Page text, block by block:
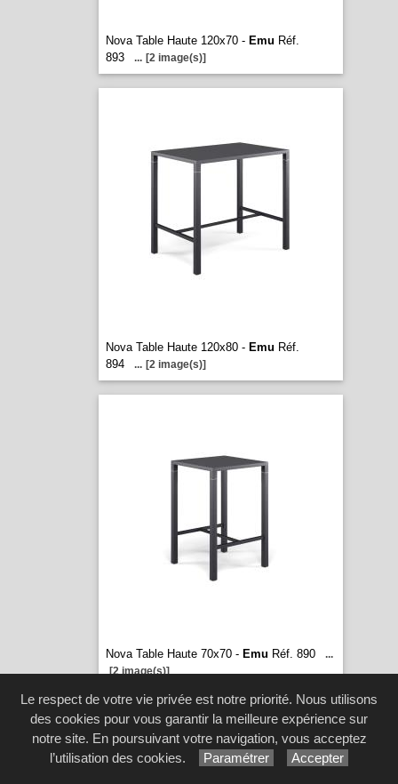
Nova Table Haute 120x70 - Emu Réf.
893
... [2 image(s)]
Nova Table Haute 120x80 - Emu Réf.
894
... [2 image(s)]
Nova Table Haute 70x70 - Emu Réf. 890
...
[2 image(s)]
Le respect de votre vie privée est notre priorité. Nous utilisons
des cookies pour vous garantir la meilleure expérience sur
notre site. En poursuivant votre navigation, vous acceptez
l’utilisation des cookies.
Paramétrer Accepter